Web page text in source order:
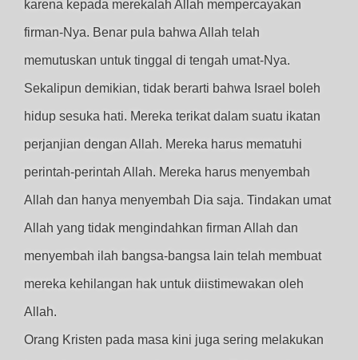
karena kepada merekalah Allah mempercayakan
firman-Nya. Benar pula bahwa Allah telah
memutuskan untuk tinggal di tengah umat-Nya.
Sekalipun demikian, tidak berarti bahwa Israel boleh
hidup sesuka hati. Mereka terikat dalam suatu ikatan
perjanjian dengan Allah. Mereka harus mematuhi
perintah-perintah Allah. Mereka harus menyembah
Allah dan hanya menyembah Dia saja. Tindakan umat
Allah yang tidak mengindahkan firman Allah dan
menyembah ilah bangsa-bangsa lain telah membuat
mereka kehilangan hak untuk diistimewakan oleh
Allah.
Orang Kristen pada masa kini juga sering melakukan